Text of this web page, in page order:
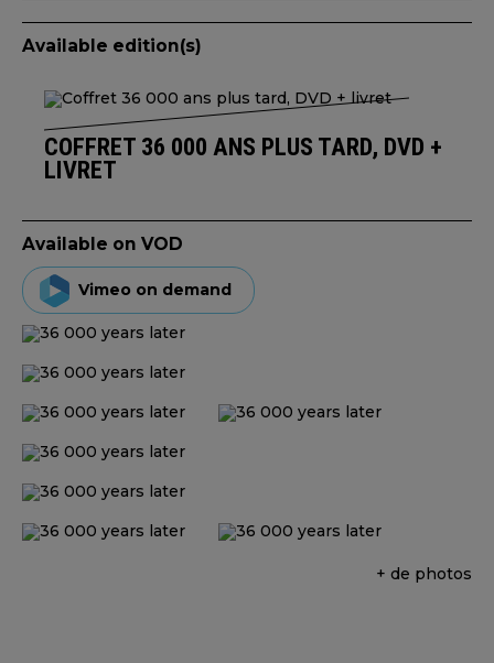
Available edition(s)
COFFRET 36 000 ANS PLUS TARD, DVD +
LIVRET
Available on VOD
Vimeo on demand
+ de photos